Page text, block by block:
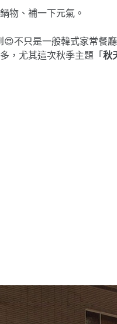
物、補一下元氣。
😍不只是一般韓式家常餐
，尤其這次秋季主題「 秋